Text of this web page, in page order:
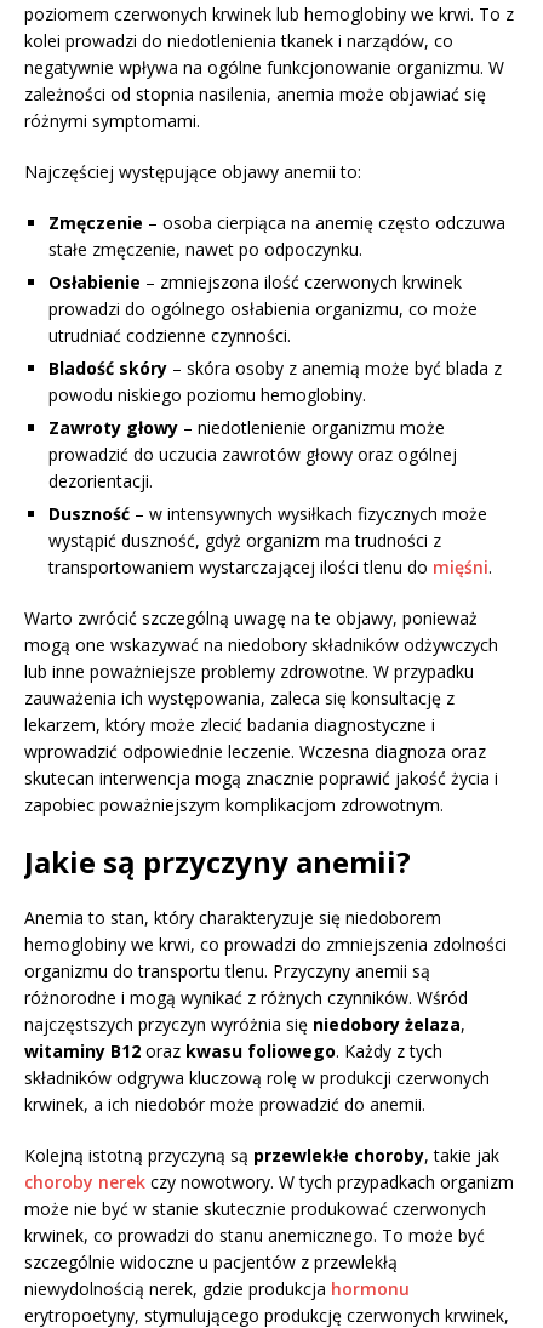
poziomem czerwonych krwinek lub hemoglobiny we krwi. To z
kolei prowadzi do niedotlenienia tkanek i narządów, co
negatywnie wpływa na ogólne funkcjonowanie organizmu. W
zależności od stopnia nasilenia, anemia może objawiać się
różnymi symptomami.
Najczęściej występujące objawy anemii to:
Zmęczenie – osoba cierpiąca na anemię często odczuwa
stałe zmęczenie, nawet po odpoczynku.
Osłabienie – zmniejszona ilość czerwonych krwinek
prowadzi do ogólnego osłabienia organizmu, co może
utrudniać codzienne czynności.
Bladość skóry – skóra osoby z anemią może być blada z
powodu niskiego poziomu hemoglobiny.
Zawroty głowy – niedotlenienie organizmu może
prowadzić do uczucia zawrotów głowy oraz ogólnej
dezorientacji.
Duszność – w intensywnych wysiłkach fizycznych może
wystąpić duszność, gdyż organizm ma trudności z
transportowaniem wystarczającej ilości tlenu do mięśni.
Warto zwrócić szczególną uwagę na te objawy, ponieważ
mogą one wskazywać na niedobory składników odżywczych
lub inne poważniejsze problemy zdrowotne. W przypadku
zauważenia ich występowania, zaleca się konsultację z
lekarzem, który może zlecić badania diagnostyczne i
wprowadzić odpowiednie leczenie. Wczesna diagnoza oraz
skutecan interwencja mogą znacznie poprawić jakość życia i
zapobiec poważniejszym komplikacjom zdrowotnym.
Jakie są przyczyny anemii?
Anemia to stan, który charakteryzuje się niedoborem
hemoglobiny we krwi, co prowadzi do zmniejszenia zdolności
organizmu do transportu tlenu. Przyczyny anemii są
różnorodne i mogą wynikać z różnych czynników. Wśród
najczęstszych przyczyn wyróżnia się niedobory żelaza,
witaminy B12 oraz kwasu foliowego. Każdy z tych
składników odgrywa kluczową rolę w produkcji czerwonych
krwinek, a ich niedobór może prowadzić do anemii.
Kolejną istotną przyczyną są przewlekłe choroby, takie jak
choroby nerek czy nowotwory. W tych przypadkach organizm
może nie być w stanie skutecznie produkować czerwonych
krwinek, co prowadzi do stanu anemicznego. To może być
szczególnie widoczne u pacjentów z przewlekłą
niewydolnością nerek, gdzie produkcja hormonu
erytropoetyny, stymulującego produkcję czerwonych krwinek,